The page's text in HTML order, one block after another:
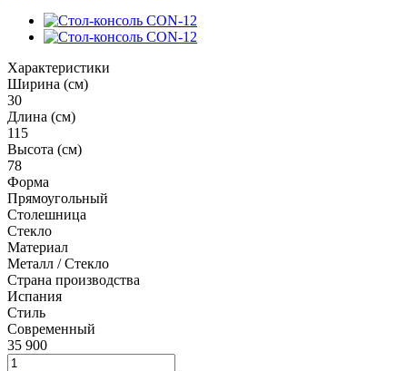
Характеристики
Ширина (см)
30
Длина (см)
115
Высота (см)
78
Форма
Прямоугольный
Столешница
Стекло
Материал
Металл / Стекло
Страна производства
Испания
Стиль
Современный
35 900